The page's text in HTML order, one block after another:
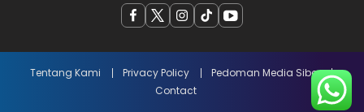
Tentang Kami Privacy Policy
Pedoman Media Siber
Contact